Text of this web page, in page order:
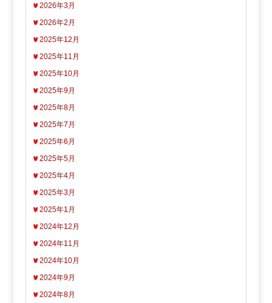
2026年3月
2026年2月
2025年12月
2025年11月
2025年10月
2025年9月
2025年8月
2025年7月
2025年6月
2025年5月
2025年4月
2025年3月
2025年1月
2024年12月
2024年11月
2024年10月
2024年9月
2024年8月